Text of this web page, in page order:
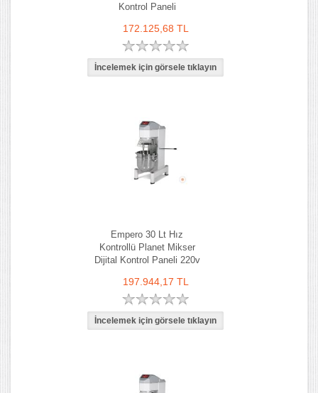
Kontrol Paneli
172.125,68 TL
Empero 30 Lt Hız
Kontrollü Planet Mikser
Dijital Kontrol Paneli 220v
197.944,17 TL